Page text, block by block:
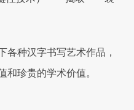
种汉字书写艺术作品，
和珍贵的学术价值。